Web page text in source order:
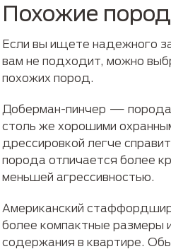
Похожие
Если вы ищете надежного
вам не подходит, можно
похожих пород.
Доберман-пинчер —
столь же хорошими
дрессировкой легче
порода отличается более
меньшей агрессивностью.
Американский
более компактные
содержания в квартире.